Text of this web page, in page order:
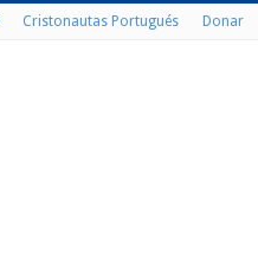
Cristonautas Portugués Donar